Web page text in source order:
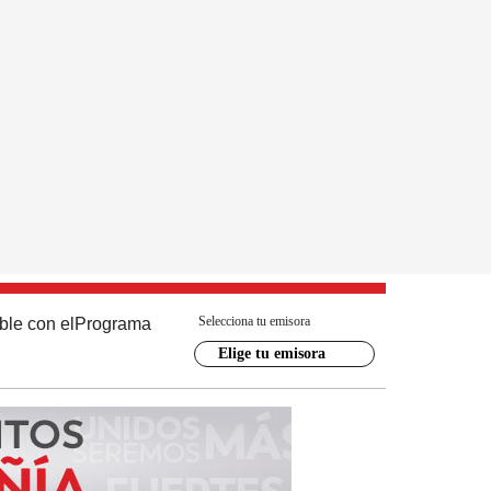
con el Programa Selecciona tu emisora
Elige tu emisora